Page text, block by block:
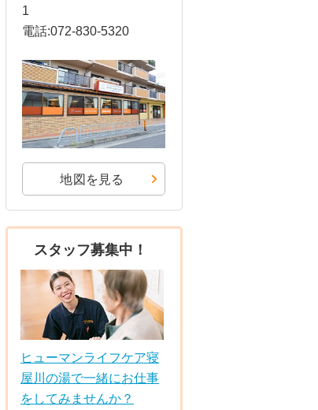
1
電話:072-830-5320
地図を見る
スタッフ募集中！
ヒューマンライフケア寝
屋川の湯で一緒にお仕事
をしてみませんか？